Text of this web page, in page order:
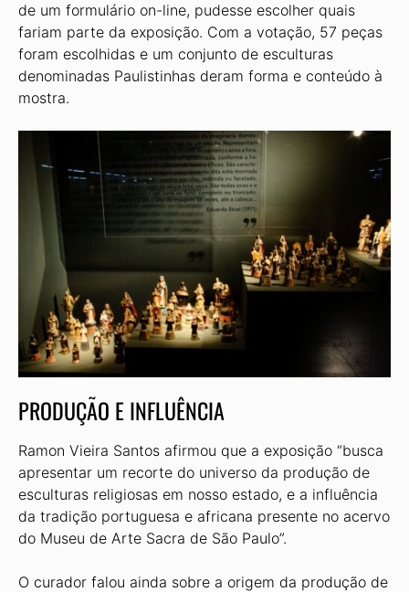
de um formulário on-line, pudesse escolher quais
fariam parte da exposição. Com a votação, 57 peças
foram escolhidas e um conjunto de esculturas
denominadas Paulistinhas deram forma e conteúdo à
mostra.
PRODUÇÃO E INFLUÊNCIA
Ramon Vieira Santos afirmou que a exposição “busca
apresentar um recorte do universo da produção de
esculturas religiosas em nosso estado, e a influência
da tradição portuguesa e africana presente no acervo
do Museu de Arte Sacra de São Paulo”.
O curador falou ainda sobre a origem da produção de